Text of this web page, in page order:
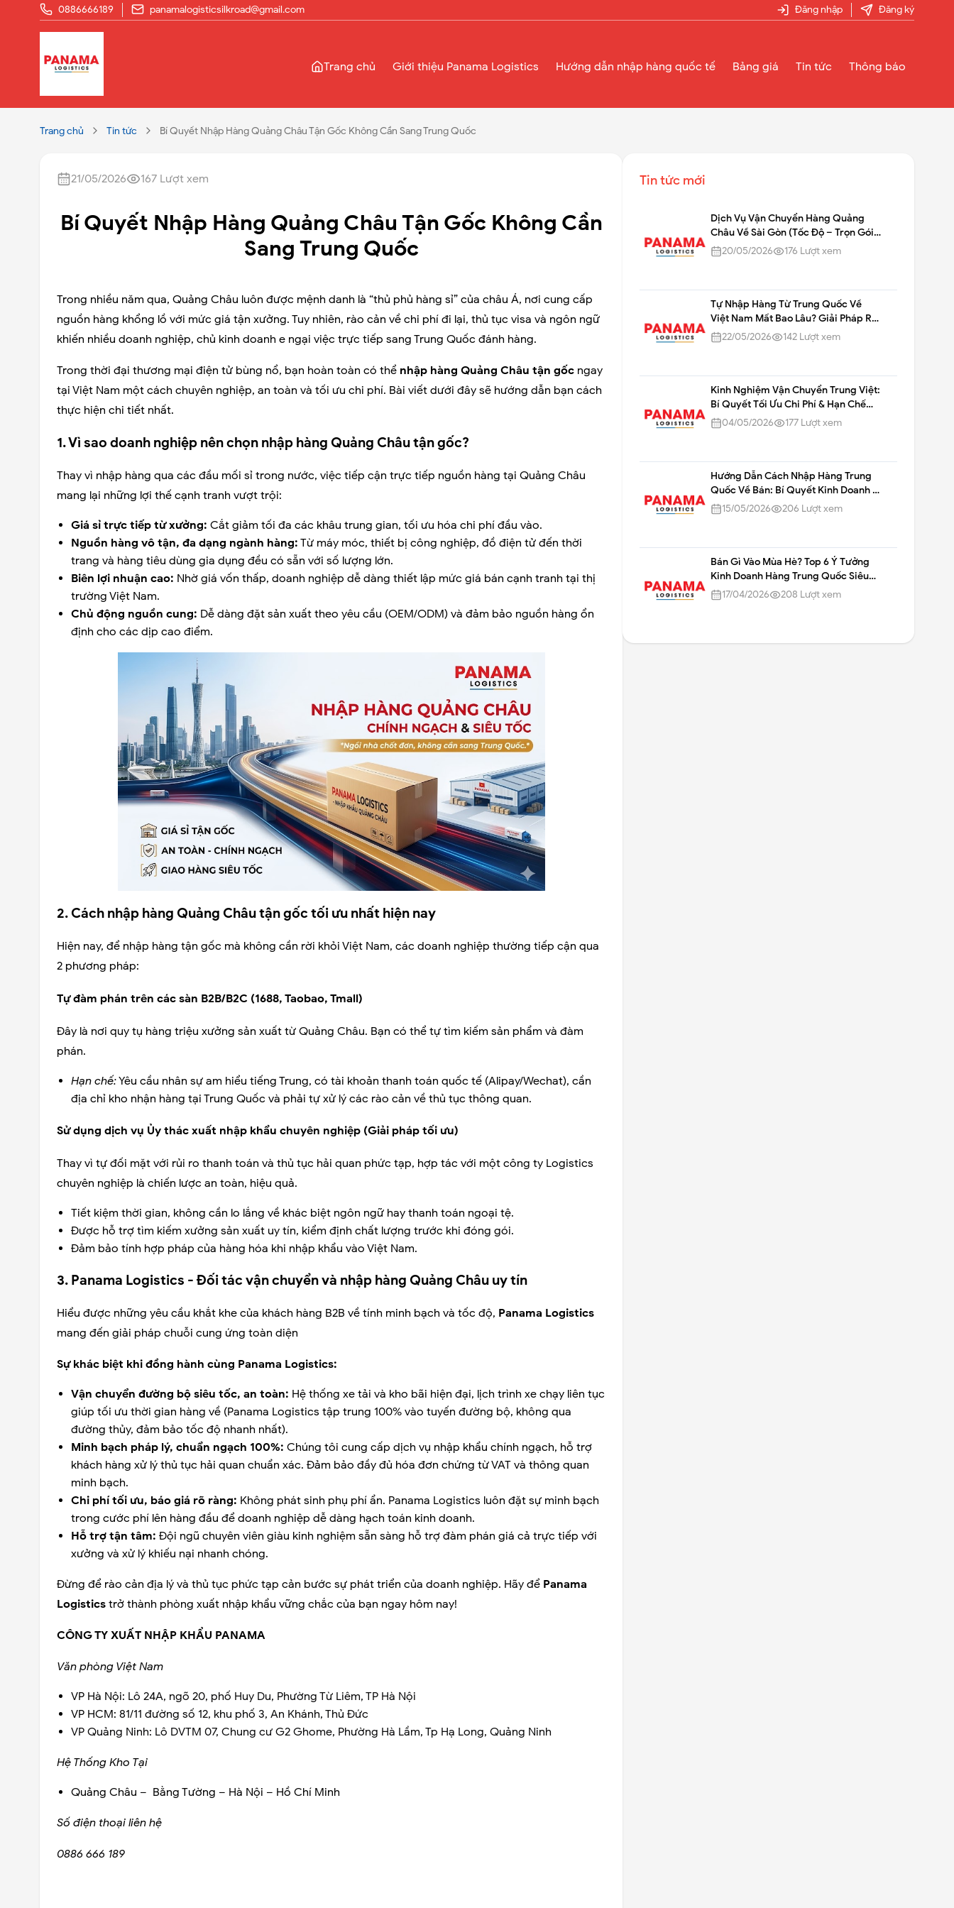
0886666189 panamalogisticsilkroad@gmail.com Đăng nhập Đăng ký
Trang chủ Giới thiệu Panama Logistics Hướng dẫn nhập hàng quốc tế Bảng giá Tin tức Thông báo
Trang chủ Tin tức Bí Quyết Nhập Hàng Quảng Châu Tận Gốc Không Cần Sang Trung Quốc
21/05/2026 167 Lượt xem
Bí Quyết Nhập Hàng Quảng Châu Tận Gốc Không Cần
Sang Trung Quốc
Trong nhiều năm qua, Quảng Châu luôn được mệnh danh là “thủ phủ hàng sỉ” của châu Á, nơi cung cấp
nguồn hàng khổng lồ với mức giá tận xưởng. Tuy nhiên, rào cản về chi phí đi lại, thủ tục visa và ngôn ngữ
khiến nhiều doanh nghiệp, chủ kinh doanh e ngại việc trực tiếp sang Trung Quốc đánh hàng.
Trong thời đại thương mại điện tử bùng nổ, bạn hoàn toàn có thể nhập hàng Quảng Châu tận gốc ngay
tại Việt Nam một cách chuyên nghiệp, an toàn và tối ưu chi phí. Bài viết dưới đây sẽ hướng dẫn bạn cách
thực hiện chi tiết nhất.
1. Vì sao doanh nghiệp nên chọn nhập hàng Quảng Châu tận gốc?
Thay vì nhập hàng qua các đầu mối sỉ trong nước, việc tiếp cận trực tiếp nguồn hàng tại Quảng Châu
mang lại những lợi thế cạnh tranh vượt trội:
Giá sỉ trực tiếp từ xưởng: Cắt giảm tối đa các khâu trung gian, tối ưu hóa chi phí đầu vào.
Nguồn hàng vô tận, đa dạng ngành hàng: Từ máy móc, thiết bị công nghiệp, đồ điện tử đến thời
trang và hàng tiêu dùng gia dụng đều có sẵn với số lượng lớn.
Biên lợi nhuận cao: Nhờ giá vốn thấp, doanh nghiệp dễ dàng thiết lập mức giá bán cạnh tranh tại thị
trường Việt Nam.
Chủ động nguồn cung: Dễ dàng đặt sản xuất theo yêu cầu (OEM/ODM) và đảm bảo nguồn hàng ổn
định cho các dịp cao điểm.
2. Cách nhập hàng Quảng Châu tận gốc tối ưu nhất hiện nay
Hiện nay, để nhập hàng tận gốc mà không cần rời khỏi Việt Nam, các doanh nghiệp thường tiếp cận qua
2 phương pháp:
Tự đàm phán trên các sàn B2B/B2C (1688, Taobao, Tmall)
Đây là nơi quy tụ hàng triệu xưởng sản xuất từ Quảng Châu. Bạn có thể tự tìm kiếm sản phẩm và đàm
phán.
Hạn chế:Yêu cầu nhân sự am hiểu tiếng Trung, có tài khoản thanh toán quốc tế (Alipay/Wechat), cần
địa chỉ kho nhận hàng tại Trung Quốc và phải tự xử lý các rào cản về thủ tục thông quan.
Sử dụng dịch vụ Ủy thác xuất nhập khẩu chuyên nghiệp (Giải pháp tối ưu)
Thay vì tự đối mặt với rủi ro thanh toán và thủ tục hải quan phức tạp, hợp tác với một công ty Logistics
chuyên nghiệp là chiến lược an toàn, hiệu quả.
Tiết kiệm thời gian, không cần lo lắng về khác biệt ngôn ngữ hay thanh toán ngoại tệ.
Được hỗ trợ tìm kiếm xưởng sản xuất uy tín, kiểm định chất lượng trước khi đóng gói.
Đảm bảo tính hợp pháp của hàng hóa khi nhập khẩu vào Việt Nam.
3. Panama Logistics - Đối tác vận chuyển và nhập hàng Quảng Châu uy tín
Hiểu được những yêu cầu khắt khe của khách hàng B2B về tính minh bạch và tốc độ, Panama Logistics
mang đến giải pháp chuỗi cung ứng toàn diện
Sự khác biệt khi đồng hành cùng Panama Logistics:
Vận chuyển đường bộ siêu tốc, an toàn: Hệ thống xe tải và kho bãi hiện đại, lịch trình xe chạy liên tục
giúp tối ưu thời gian hàng về (Panama Logistics tập trung 100% vào tuyến đường bộ, không qua
đường thủy, đảm bảo tốc độ nhanh nhất).
Minh bạch pháp lý, chuẩn ngạch 100%: Chúng tôi cung cấp dịch vụ nhập khẩu chính ngạch, hỗ trợ
khách hàng xử lý thủ tục hải quan chuẩn xác. Đảm bảo đầy đủ hóa đơn chứng từ VAT và thông quan
minh bạch.
Chi phí tối ưu, báo giá rõ ràng: Không phát sinh phụ phí ẩn. Panama Logistics luôn đặt sự minh bạch
trong cước phí lên hàng đầu để doanh nghiệp dễ dàng hạch toán kinh doanh.
Hỗ trợ tận tâm: Đội ngũ chuyên viên giàu kinh nghiệm sẵn sàng hỗ trợ đàm phán giá cả trực tiếp với
xưởng và xử lý khiếu nại nhanh chóng.
Đừng để rào cản địa lý và thủ tục phức tạp cản bước sự phát triển của doanh nghiệp. Hãy để Panama
Logistics trở thành phòng xuất nhập khẩu vững chắc của bạn ngay hôm nay!
CÔNG TY XUẤT NHẬP KHẨU PANAMA
Văn phòng Việt Nam
VP Hà Nội: Lô 24A, ngõ 20, phố Huy Du, Phường Từ Liêm, TP Hà Nội
VP HCM: 81/11 đường số 12, khu phố 3, An Khánh, Thủ Đức
VP Quảng Ninh: Lô DVTM 07, Chung cư G2 Ghome, Phường Hà Lầm, Tp Hạ Long, Quảng Ninh
Hệ Thống Kho Tại
Quảng Châu – Bằng Tường – Hà Nội – Hồ Chí Minh
Số điện thoại liên hệ
0886 666 189
Tin tức mới
Dịch Vụ Vận Chuyển Hàng Quảng
Châu Về Sài Gòn (Tốc Độ – Trọn Gói
– Chuẩn Chính Ngạch)
20/05/2026 176 Lượt xem
Tự Nhập Hàng Từ Trung Quốc Về
Việt Nam Mất Bao Lâu? Giải Pháp Rút
Ngắn Thời Gian Cùng Panama
Logistics
22/05/2026 142 Lượt xem
Kinh Nghiệm Vận Chuyển Trung Việt:
Bí Quyết Tối Ưu Chi Phí & Hạn Chế
Rủi Ro
04/05/2026 177 Lượt xem
Hướng Dẫn Cách Nhập Hàng Trung
Quốc Về Bán: Bí Quyết Kinh Doanh "1
Vốn 4 Lời"
15/05/2026 206 Lượt xem
Bán Gì Vào Mùa Hè? Top 6 Ý Tưởng
Kinh Doanh Hàng Trung Quốc Siêu
Lợi Nhuận
17/04/2026 208 Lượt xem